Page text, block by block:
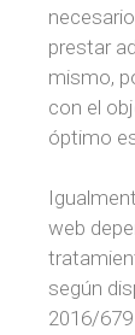
prestar
mismo,
con el
óptimo
web
según
2016/679